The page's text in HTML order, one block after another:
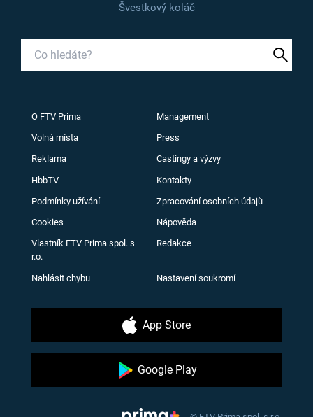
Švestkový koláč
O FTV Prima Management
Volná místa Press
Reklama Castingy a výzvy
HbbTV Kontakty
Podmínky užívání Zpracování osobních údajů
Cookies Nápověda
Vlastník FTV Prima spol. s
r.o.
Redakce
Nahlásit chybu Nastavení soukromí
App Store
Google Play